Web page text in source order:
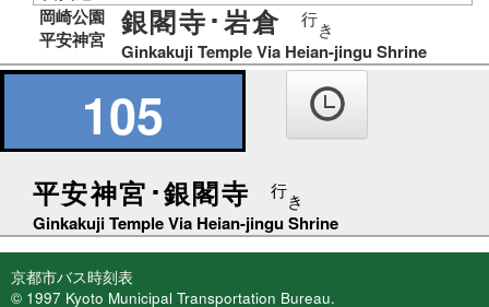
岡崎公園
平安神宮
銀閣寺･岩倉 行き
Ginkakuji Temple Via Heian-jingu Shrine
105
平安神宮･銀閣寺 行き
Ginkakuji Temple Via Heian-jingu Shrine
京都市バス時刻表
© 1997 Kyoto Municipal Transportation Bureau.